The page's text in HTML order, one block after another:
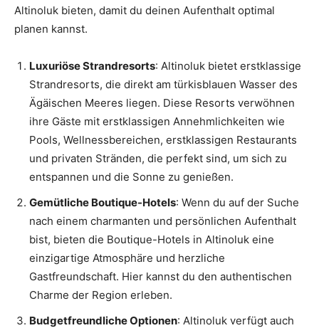
Altinoluk bieten, damit du deinen Aufenthalt optimal
planen kannst.
Luxuriöse Strandresorts: Altinoluk bietet erstklassige
Strandresorts, die direkt am türkisblauen Wasser des
Ägäischen Meeres liegen. Diese Resorts verwöhnen
ihre Gäste mit erstklassigen Annehmlichkeiten wie
Pools, Wellnessbereichen, erstklassigen Restaurants
und privaten Stränden, die perfekt sind, um sich zu
entspannen und die Sonne zu genießen.
Gemütliche Boutique-Hotels: Wenn du auf der Suche
nach einem charmanten und persönlichen Aufenthalt
bist, bieten die Boutique-Hotels in Altinoluk eine
einzigartige Atmosphäre und herzliche
Gastfreundschaft. Hier kannst du den authentischen
Charme der Region erleben.
Budgetfreundliche Optionen: Altinoluk verfügt auch